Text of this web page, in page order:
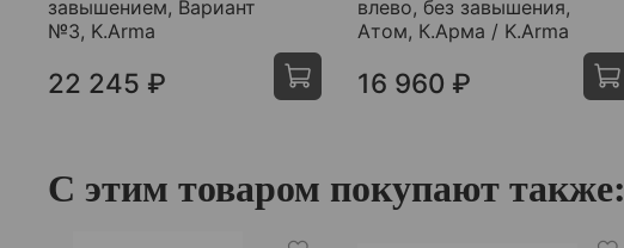
завышением, Вариант
№3, K.Arma
22 245 ₽
влево, без завышения,
Атом, К.Арма / K.Arma
16 960 ₽
С этим товаром покупают также: